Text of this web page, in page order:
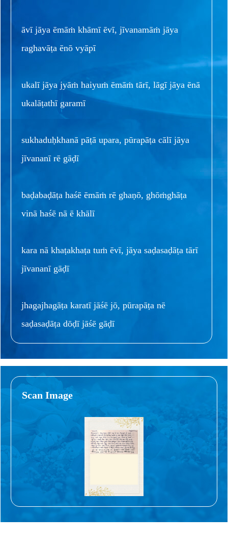
āvī jāya ēmāṁ khāmī ēvī, jīvanamāṁ jāya
raghavāṭa ēnō vyāpī
ukalī jāya jyāṁ haiyuṁ ēmāṁ tārī, lāgī jāya ēnā
ukalāṭathī garamī
sukhaduḥkhanā pāṭā upara, pūrapāṭa cālī jāya
jīvananī rē gāḍī
baḍabaḍāṭa haśē ēmāṁ rē ghaṇō, ghōṁghāṭa
vinā haśē nā ē khālī
kara nā khaṭakhaṭa tuṁ ēvī, jāya saḍasaḍāṭa tārī
jīvananī gāḍī
jhagajhagāṭa karatī jāśē jō, pūrapāṭa nē
saḍasaḍāṭa dōḍī jāśē gāḍī
Scan Image